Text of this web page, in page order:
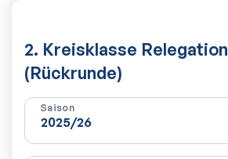
2. Kreisklasse Relegation
(Rückrunde)
Saison